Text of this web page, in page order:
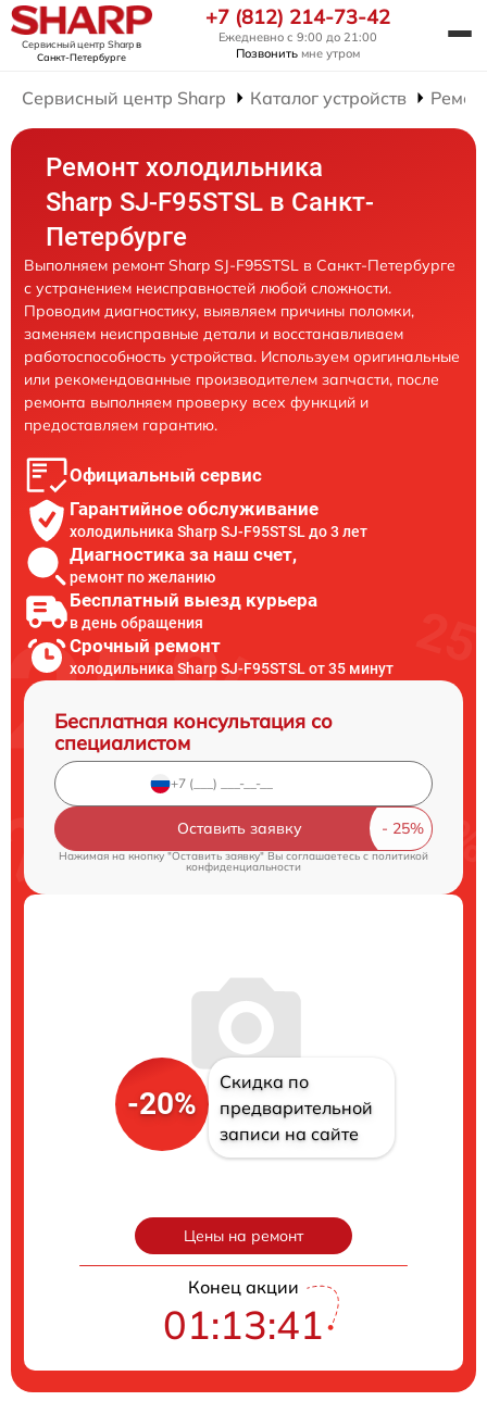
Сервисный центр Sharpв
Санкт-Петербурге
+7 (812) 214-73-42
Ежедневно с 9:00 до 21:00
Позвонить мне утром
Сервисный центр Sharp Каталог устройств
Ремонт холодильника
Sharp SJ-F95STSL в Санкт-
Петербурге
Выполняем ремонт Sharp SJ-F95STSL в Санкт-Петербурге
с устранением неисправностей любой сложности.
Проводим диагностику, выявляем причины поломки,
заменяем неисправные детали и восстанавливаем
работоспособность устройства. Используем оригинальные
или рекомендованные производителем запчасти, после
ремонта выполняем проверку всех функций и
предоставляем гарантию.
Официальный сервис
Гарантийное обслуживание
холодильника Sharp SJ-F95STSL до 3 лет
Диагностика за наш счет,
ремонт по желанию
Бесплатный выезд курьера
в день обращения
Срочный ремонт
холодильника Sharp SJ-F95STSL от 35 минут
Бесплатная консультация со
специалистом
Оставить заявку
Нажимая на кнопку "Оставить заявку" Вы соглашаетесь cполитикой
конфиденциальности
-20%
Скидка по
предварительной
записи на сайте
Цены на ремонт
Конец акции
01:13:40